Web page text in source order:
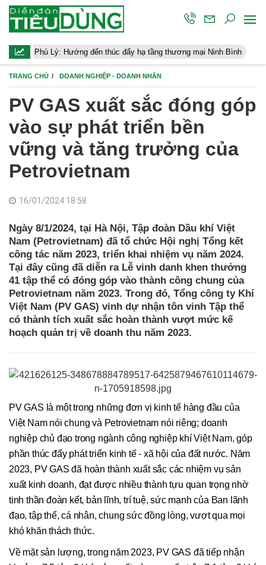
Hướng đến thúc đẩy hạ tầng thương mại Ninh Bình Điều hành
TRANG CHỦ DOANH NGHIỆP - DOANH NHÂN
PV GAS xuất sắc đóng góp
vào sự phát triển bền
vững và tăng trưởng của
Petrovietnam
16/01/2024 18:58
Ngày 8/1/2024, tại Hà Nội, Tập đoàn Dầu khí Việt
Nam (Petrovietnam) đã tổ chức Hội nghị Tổng kết
công tác năm 2023, triển khai nhiệm vụ năm 2024.
Tại đây cũng đã diễn ra Lễ vinh danh khen thưởng
41 tập thể có đóng góp vào thành công chung của
Petrovietnam năm 2023. Trong đó, Tổng công ty Khí
Việt Nam (PV GAS) vinh dự nhận tôn vinh Tập thể
có thành tích xuất sắc hoàn thành vượt mức kế
hoạch quản trị về doanh thu năm 2023.
PV GAS là một trong những đơn vị kinh tế hàng đầu của
Việt Nam nói chung và Petrovietnam nói riêng; doanh
nghiệp chủ đạo trong ngành công nghiệp khí Việt Nam, góp
phần thúc đẩy phát triển kinh tế - xã hội của đất nước. Năm
2023, PV GAS đã hoàn thành xuất sắc các nhiệm vụ sản
xuất kinh doanh, đạt được nhiều thành tựu quan trọng nhờ
tinh thần đoàn kết, bản lĩnh, trí tuệ, sức mạnh của Ban lãnh
đạo, tập thể, cá nhân, chung sức đồng lòng, vượt qua mọi
khó khăn thách thức.
Về mặt sản lượng, trong năm 2023, PV GAS đã tiếp nhận